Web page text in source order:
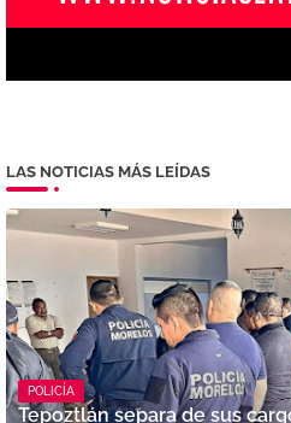
LAS NOTICIAS MÁS LEÍDAS
POLICÍA
Tepoztlán separa de sus